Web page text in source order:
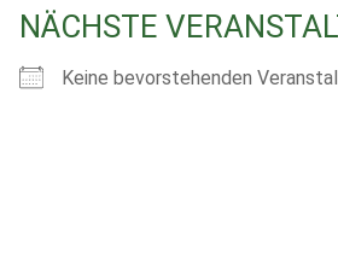
NÄCHSTE
Keine bevorstehenden